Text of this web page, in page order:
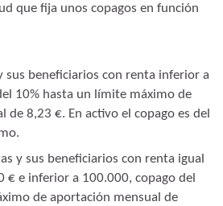
que fija unos copagos en función
sus beneficiarios con renta inferior a
10% hasta un límite máximo de
de 8,23 €. En activo el copago es del
y sus beneficiarios con renta igual
€ e inferior a 100.000, copago del
de aportación mensual de